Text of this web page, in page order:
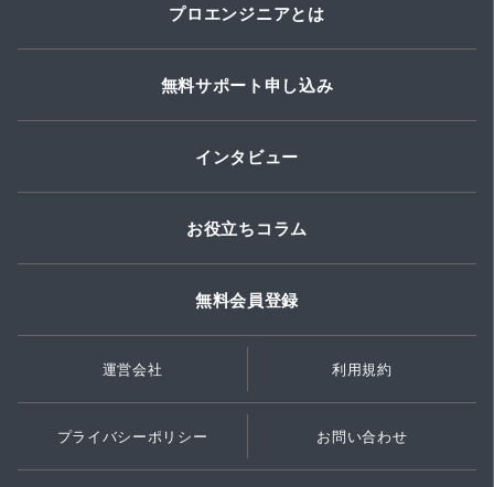
プロエンジニアとは
無料サポート申し込み
インタビュー
お役立ちコラム
無料会員登録
運営会社 利用規約
プライバシーポリシー お問い合わせ